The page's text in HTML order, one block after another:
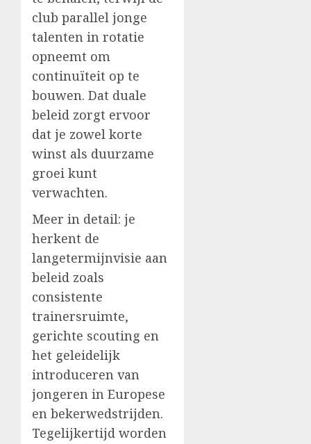
club parallel jonge
talenten in rotatie
opneemt om
continuïteit op te
bouwen. Dat duale
beleid zorgt ervoor
dat je zowel korte
winst als duurzame
groei kunt
verwachten.
Meer in detail: je
herkent de
langetermijnvisie aan
beleid zoals
consistente
trainersruimte,
gerichte scouting en
het geleidelijk
introduceren van
jongeren in Europese
en bekerwedstrijden.
Tegelijkertijd worden